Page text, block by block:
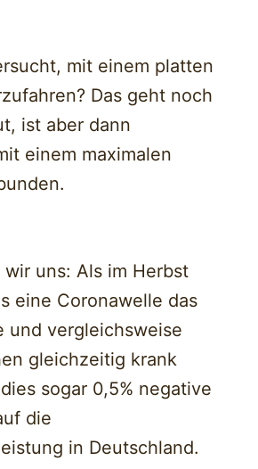
mit einem platten
Das geht noch
ist aber dann
einem maximalen
uns: Als im Herbst
eine Coronawelle das
und vergleichsweise
gleichzeitig krank
sogar 0,5% negative
die
in Deutschland.